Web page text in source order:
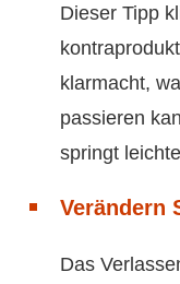
Dieser Tipp
klarmacht,
passieren
springt
Verändern
Das